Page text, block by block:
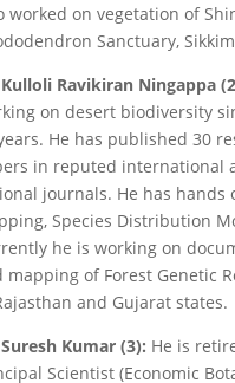
worked on vegetation of
Sanctuary,
Ravikiran Ningappa
on desert biodiversity
He has published 30
in reputed international
journals. He has hands
Species Distribution
he is working on
mapping of Forest Genetic
and Gujarat states.
Kumar (3): He is
Scientist (Economic